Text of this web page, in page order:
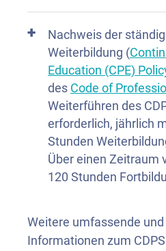
Nachweis der
Weiterbildung (
Education (CPE)
des Code of
Weiterführen des
erforderlich, jährlich
Stunden
Über einen Zeitraum
120 Stunden
Weitere umfassende
Informationen zum